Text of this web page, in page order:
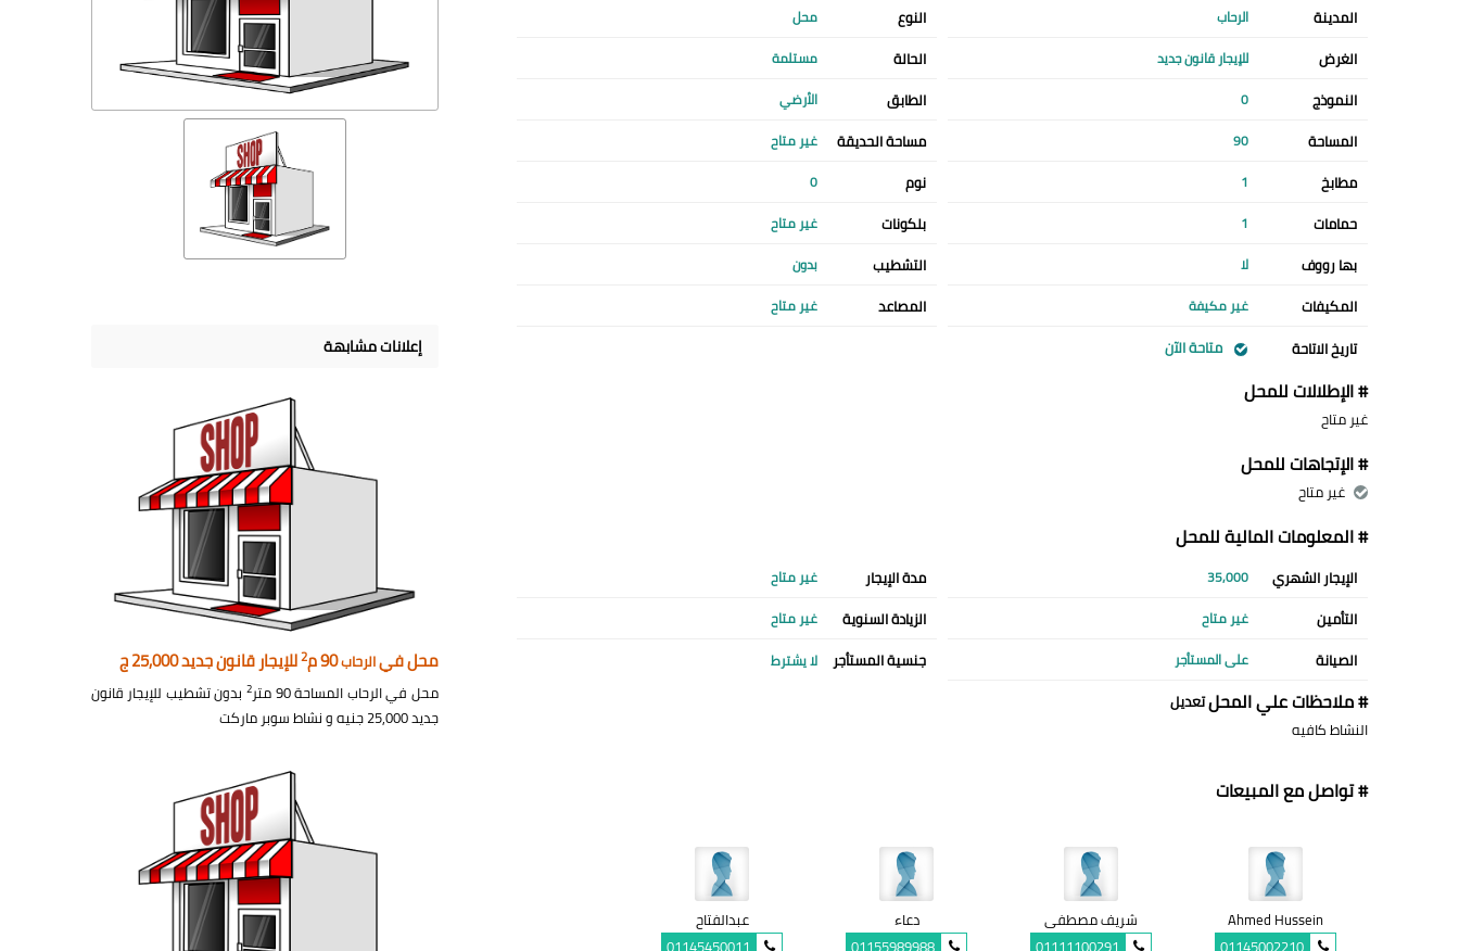
المدينة الرحاب النوع محل
الغرض للإيجار قانون جديد الحالة مستلمة
النموذج 0 الطابق الأرضي
المساحة 90 مساحة الحديقة غير متاح
مطابخ 1 نوم 0
حمامات 1 بلكونات غير متاح
بها رووف لا التشطيب بدون
المكيفات غير مكيفة المصاعد غير متاح
تاريخ الاتاحة متاحة الآن
# الإطلالات للمحل
غير متاح
# الإتجاهات للمحل
غير متاح
# المعلومات المالية للمحل
الإيجار الشهري 35,000 مدة الإيجار غير متاح
التأمين غير متاح الزيادة السنوية غير متاح
الصيانة على المستأجر جنسية المستأجر لا يشترط
# ملاحظات علي المحلتعديل
النشاط كافيه
# تواصل مع المبيعات
Ahmed Hussein
شريف مصطفى
دعاء
عبدالفتاح
إعلانات مشابهة
محل فيالرحاب90 م 2للإيجار قانون جديد 25,000 ج
محل في الرحاب المساحة 90 متر 2بدون تشطيب للإيجار قانون
جديد 25,000 جنيه و نشاط سوبر ماركت